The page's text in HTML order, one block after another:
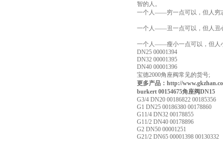
智的人。
一个人——穷一点可以，但人穷
一个人——丑一点可以，但人丑
一个人——瘦小一点可以，但人
DN25 00001394
DN32 00001395
DN40 00001396
宝德2000角座阀常见的货号;
更多产品：http://
burkert 00154675角座阀DN15
G3/4 DN20 00186822 00185356
G1 DN25 00186380 00178860
G11/4 DN32 00178855
G11/2 DN40 00178896
G2 DN50 00001251
G21/2 DN65 00001398 00130332